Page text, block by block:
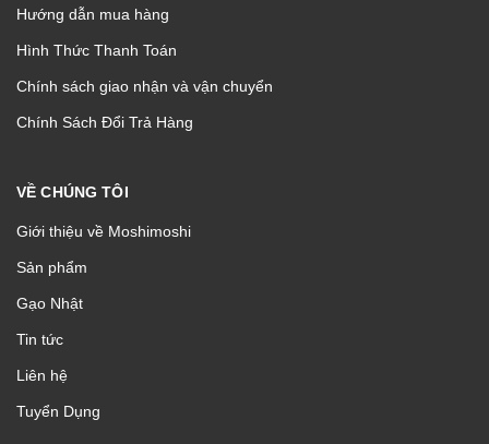
Hướng dẫn mua hàng
Hình Thức Thanh Toán
Chính sách giao nhận và vận chuyển
Chính Sách Đổi Trả Hàng
VỀ CHÚNG TÔI
Giới thiệu về Moshimoshi
Sản phẩm
Gạo Nhật
Tin tức
Liên hệ
Tuyển Dụng